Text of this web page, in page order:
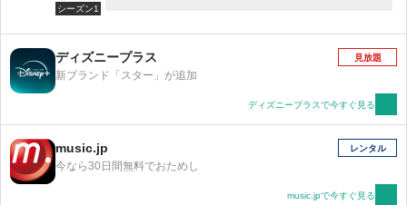
シーズン1
ディズニープラス
新ブランド「スター」が追加
見放題
ディズニープラスで今すぐ見る
music.jp
今なら30日間無料でおためし
レンタル
music.jpで今すぐ見る